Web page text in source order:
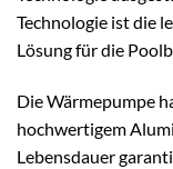
Technologie ist die
Lösung für die
Die Wärmepumpe
hochwertigem
Lebensdauer